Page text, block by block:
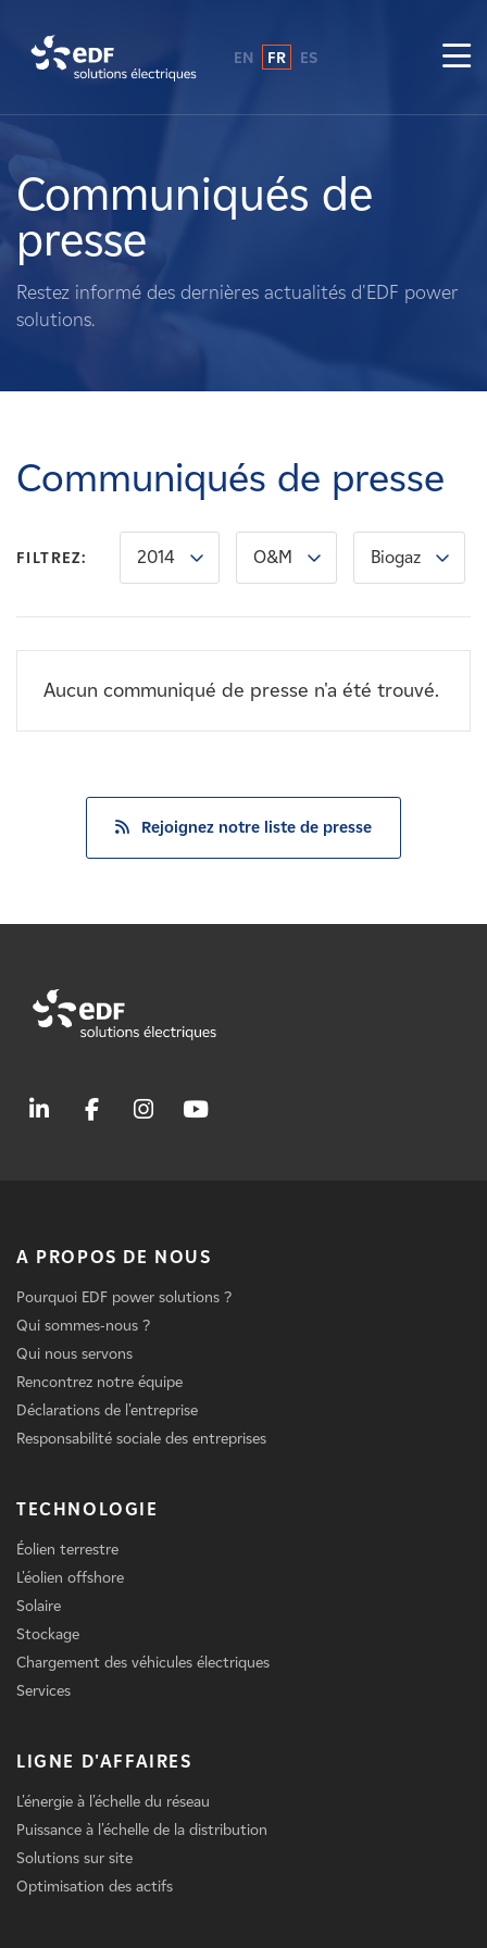
A propos de nous
Ce que nous faisons
Propriétaires fonciers
Carrières
Nouvelles
Affiliés
EN FR ES
Communiqués de
presse
Restez informé des dernières actualités d'EDF power
solutions.
Communiqués de presse
FILTREZ: 2014 O&M Biogaz
Aucun communiqué de presse n'a été trouvé.
Rejoignez notre liste de presse
A PROPOS DE NOUS
Pourquoi EDF power solutions ?
Qui sommes-nous ?
Qui nous servons
Rencontrez notre équipe
Déclarations de l'entreprise
Responsabilité sociale des entreprises
TECHNOLOGIE
Éolien terrestre
L'éolien offshore
Solaire
Stockage
Chargement des véhicules électriques
Services
LIGNE D'AFFAIRES
L'énergie à l'échelle du réseau
Puissance à l'échelle de la distribution
Solutions sur site
Optimisation des actifs